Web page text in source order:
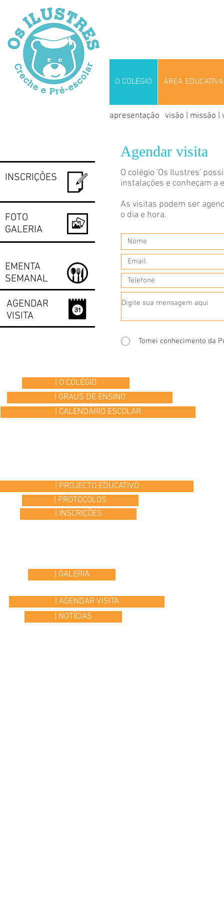
O COLÉGIO ÁREA EDUCATIVA
apresentação visão | missão |
O colégio 'Os Ilustres'
instalações e conheçam a
As visitas podem ser
o dia e hora.
Agendar visita
AGENDAR
VISITA
EMENTA
SEMANAL
FOTO
GALERIA
Tomei conhecimento da
INSCRIÇÕES
| O COLÉGIO
| GRAUS DE ENSINO
| CALENDÁRIO ESCOLAR
| PROJECTO EDUCATIVO
| PROTOCOLOS
| INSCRIÇÕES
| GALERIA
| AGENDAR VISITA
| NOTÍCIAS